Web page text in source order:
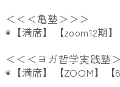
＜＜＜亀塾＞＞＞
◉【満席】【zoom12期】
＜＜＜ヨガ哲学実践塾
◉【満席】【ZOOM】【